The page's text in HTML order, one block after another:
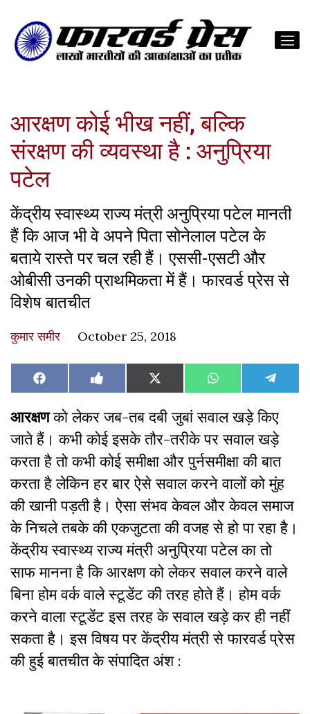
आरक्षण कोई भीख नहीं, बल्कि
संरक्षण की व्यवस्था है : अनुप्रिया
पटेल
केंद्रीय स्वास्थ्य राज्य मंत्री अनुप्रिया पटेल मानती
हैं कि आज भी वे अपने पिता सोनेलाल पटेल के
बताये रास्ते पर चल रही हैं। एससी-एसटी और
ओबीसी उनकी प्राथमिकता में हैं। फारवर्ड प्रेस से
विशेष बातचीत
कुमार समीर October 25, 2018
Share
on
Facebook Share
on
Like
on
Share
on
X
(Twitter)
Share
on
WhatsAppShare
on
आरक्षणको लेकर जब-तब दबी जुबां सवाल खड़े किए
जाते हैं। कभी कोई इसके तौर-तरीके पर सवाल खड़े
करता है तो कभी कोई समीक्षा और पुर्नसमीक्षा की बात
करता है लेकिन हर बार ऐसे सवाल करने वालों को मुंह
की खानी पड़ती है। ऐसा संभव केवल और केवल समाज
के निचले तबके की एकजुटता की वजह से हो पा रहा है।
केंद्रीय स्वास्थ्य राज्य मंत्री अनुप्रिया पटेल का तो
साफ मानना है कि आरक्षण को लेकर सवाल करने वाले
बिना होम वर्क वाले स्टूडेंट की तरह होते हैं। होम वर्क
करने वाला स्टूडेंट इस तरह के सवाल खड़े कर ही नहीं
सकता है। इस विषय पर केंद्रीय मंत्री से फारवर्ड प्रेस
की हुई बातचीत के संपादित अंश :